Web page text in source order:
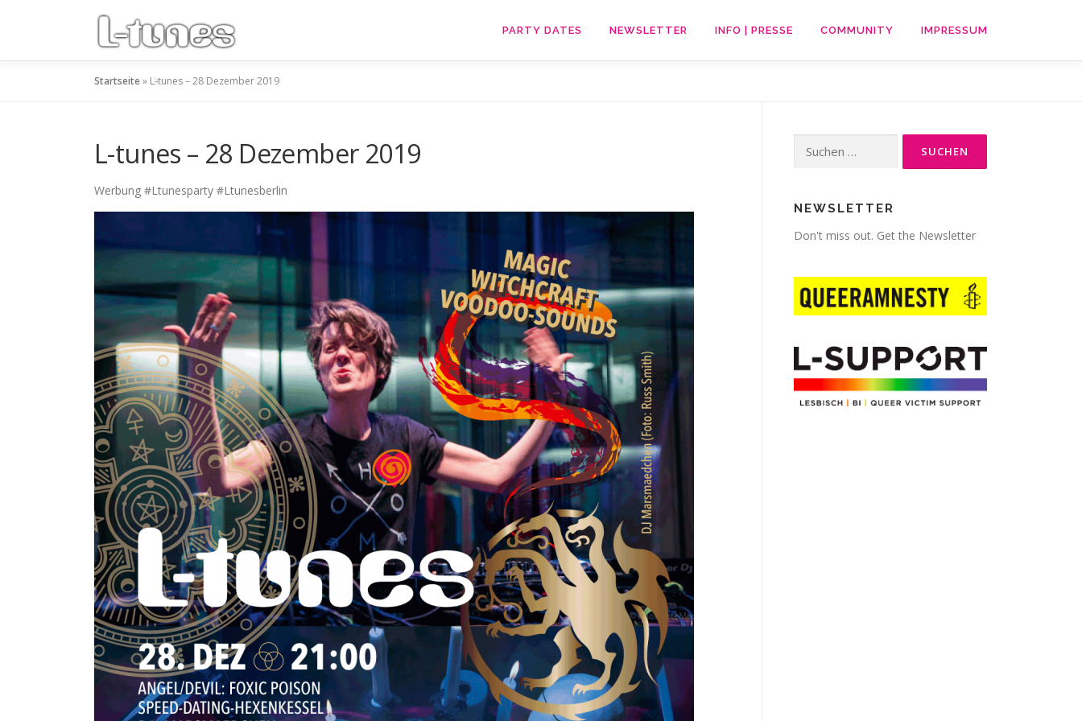
PARTY DATES NEWSLETTER INFO | PRESSE COMMUNITY IMPRESSUM
Startseite» L-tunes – 28 Dezember 2019
L-tunes – 28 Dezember 2019
Werbung #Ltunesparty #Ltunesberlin
nach:
NEWSLETTER
Don't miss out. Get the Newsletter